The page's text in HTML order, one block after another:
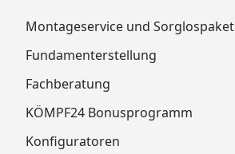
Montageservice und Sorglospaket
Fundamenterstellung
Fachberatung
KÖMPF24 Bonusprogramm
Konfiguratoren